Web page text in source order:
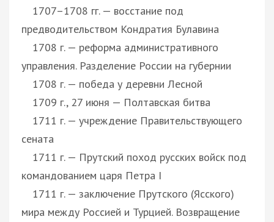
1707–1708 гг. — восстание под
предводительством Кондратия Булавина
1708 г. — реформа административного
управления. Разделение России на губернии
1708 г. — победа у деревни Лесной
1709 г., 27 июня — Полтавская битва
1711 г. — учреждение Правительствующего
сената
1711 г. — Прутский поход русских войск под
командованием царя Петра I
1711 г. — заключение Прутского (Ясского)
мира между Россией и Турцией. Возвращение